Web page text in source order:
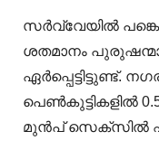
സർവ്വേയിൽ
ശതമാനം
ഏർപ്പെട്ടിട്ടുണ്ട്.
പെൺകുട്ടികളിൽ
മുൻപ് സെക്‌സിൽ